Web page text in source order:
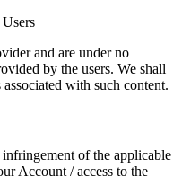
and are under no
by the users. We shall
with such content.
of the applicable
Account / access to the